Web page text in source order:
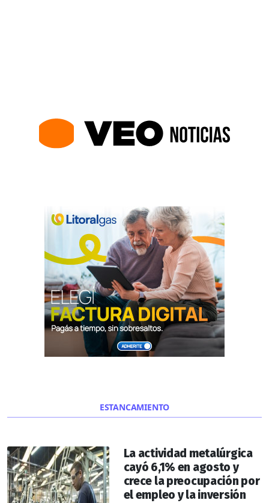
ESTANCAMIENTO
La actividad metalúrgica
cayó 6,1% en agosto y
crece la preocupación por
el empleo y la inversión